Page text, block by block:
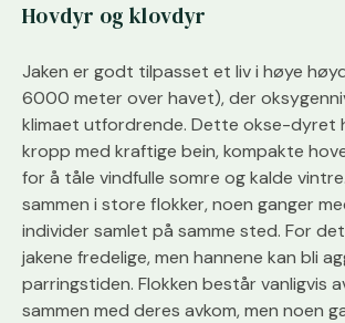
Hovdyr og klovdyr
Jaken er godt tilpasset et liv i høye
6000 meter over havet), der
klimaet utfordrende. Dette okse-dyret
kropp med kraftige bein, kompakte
for å tåle vindfulle somre og kalde
sammen i store flokker, noen ganger
individer samlet på samme sted. For
jakene fredelige, men hannene kan bli
parringstiden. Flokken består vanligvis
sammen med deres avkom, men noen